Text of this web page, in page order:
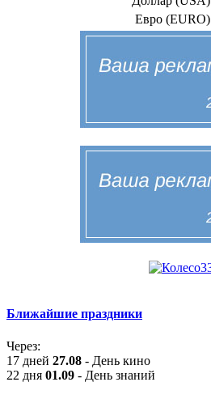
Евро (EURO)
Ближайшие праздники
Через:
17 дней 27.08 - День кино
22 дня 01.09 - День знаний